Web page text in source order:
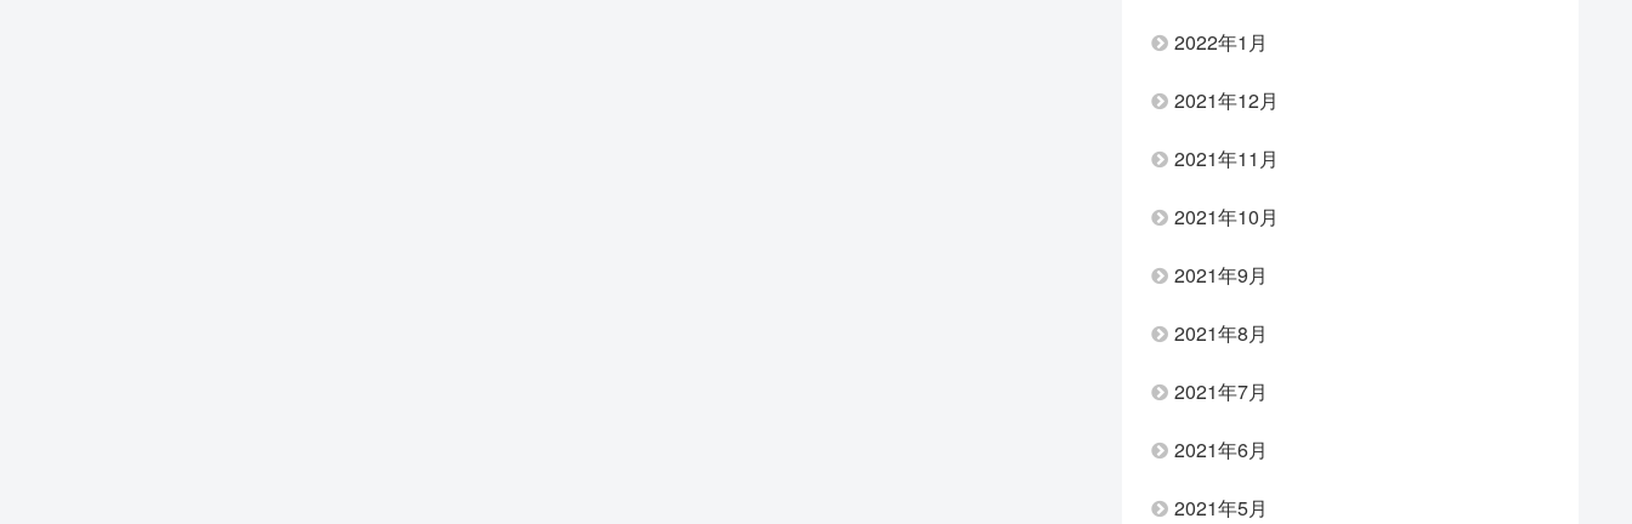
2022年1月
2021年12月
2021年11月
2021年10月
2021年9月
2021年8月
2021年7月
2021年6月
2021年5月